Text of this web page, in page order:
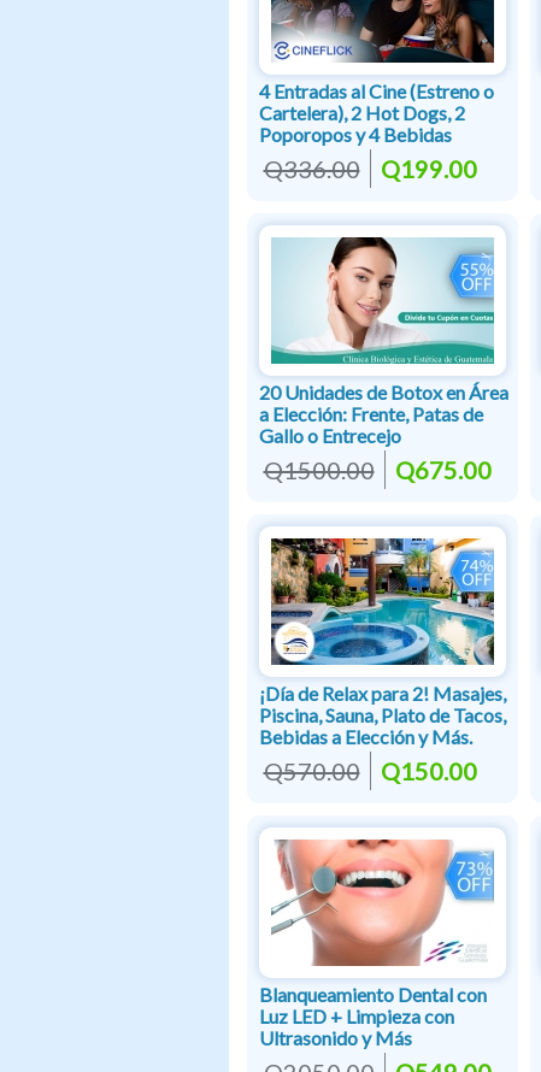
4 Entradas al Cine (Estreno o
Cartelera), 2 Hot Dogs, 2
Poporopos y 4 Bebidas
Q336.00 Q199.00
20 Unidades de Botox en Área
a Elección: Frente, Patas de
Gallo o Entrecejo
Q1500.00 Q675.00
¡Día de Relax para 2! Masajes,
Piscina, Sauna, Plato de Tacos,
Bebidas a Elección y Más.
Q570.00 Q150.00
Blanqueamiento Dental con
Luz LED + Limpieza con
Ultrasonido y Más